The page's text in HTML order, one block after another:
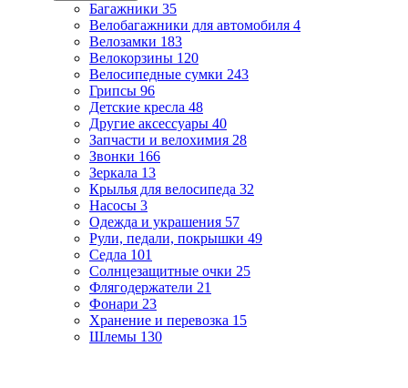
Багажники 35
Велобагажники для автомобиля 4
Велозамки 183
Велокорзины 120
Велосипедные сумки 243
Грипсы 96
Детские кресла 48
Другие аксессуары 40
Запчасти и велохимия 28
Звонки 166
Зеркала 13
Крылья для велосипеда 32
Насосы 3
Одежда и украшения 57
Рули, педали, покрышки 49
Седла 101
Солнцезащитные очки 25
Флягодержатели 21
Фонари 23
Хранение и перевозка 15
Шлемы 130